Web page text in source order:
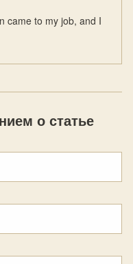
came to my job, and I
о статье